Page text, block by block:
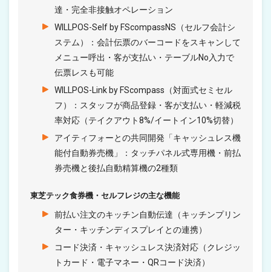
達・完全非接触オペレーション
WILLPOS-Self by FScompassNS（セルフ会計シ
ステム）：会計伝票のバーコードをスキャンして
メニュー呼出・客が支払い・テーブルNo入力で
伝票レスも可能
WILLPOS-Link by FScompass（対面式セミセル
フ）：スタッフが商品登録・客が支払い・軽減税
率対応（テイクアウト8%/イートイン10%切替）
アイティフォーとの共同開発「キャッシュレス機
能付自動券売機」：タッチパネル式専用機・前払
券売機と後払自動精算機の2種類
東芝テック食券機・セルフレジの主な機能
前払い注文のキッチン自動伝達（キッチンプリン
ター・キッチンディスプレイとの連携）
コード決済・キャッシュレス決済対応（クレジッ
トカード・電子マネー・QRコード決済）